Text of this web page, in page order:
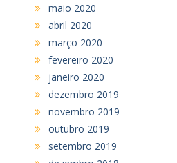
maio 2020
abril 2020
março 2020
fevereiro 2020
janeiro 2020
dezembro 2019
novembro 2019
outubro 2019
setembro 2019